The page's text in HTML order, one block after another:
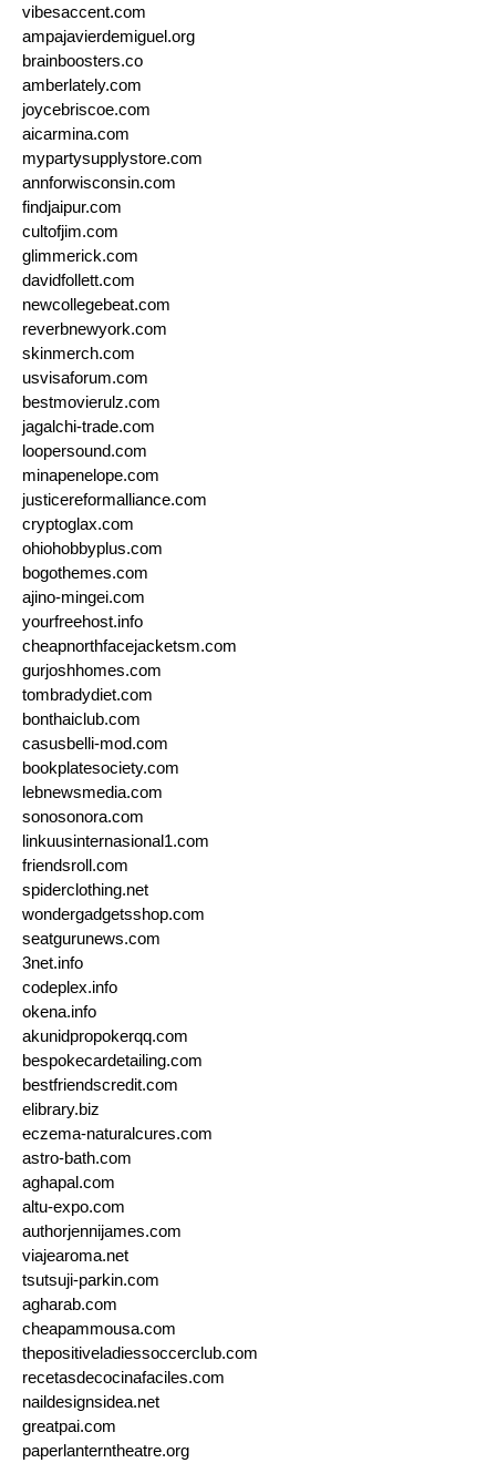
vibesaccent.com
ampajavierdemiguel.org
brainboosters.co
amberlately.com
joycebriscoe.com
aicarmina.com
mypartysupplystore.com
annforwisconsin.com
findjaipur.com
cultofjim.com
glimmerick.com
davidfollett.com
newcollegebeat.com
reverbnewyork.com
skinmerch.com
usvisaforum.com
bestmovierulz.com
jagalchi-trade.com
loopersound.com
minapenelope.com
justicereformalliance.com
cryptoglax.com
ohiohobbyplus.com
bogothemes.com
ajino-mingei.com
yourfreehost.info
cheapnorthfacejacketsm.com
gurjoshhomes.com
tombradydiet.com
bonthaiclub.com
casusbelli-mod.com
bookplatesociety.com
lebnewsmedia.com
sonosonora.com
linkuusinternasional1.com
friendsroll.com
spiderclothing.net
wondergadgetsshop.com
seatgurunews.com
3net.info
codeplex.info
okena.info
akunidpropokerqq.com
bespokecardetailing.com
bestfriendscredit.com
elibrary.biz
eczema-naturalcures.com
astro-bath.com
aghapal.com
altu-expo.com
authorjennijames.com
viajearoma.net
tsutsuji-parkin.com
agharab.com
cheapammousa.com
thepositiveladiessoccerclub.com
recetasdecocinafaciles.com
naildesignsidea.net
greatpai.com
paperlanterntheatre.org